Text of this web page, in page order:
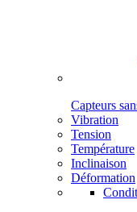
Capteurs
Vibration
Tension
Température
Inclinaison
Déformation